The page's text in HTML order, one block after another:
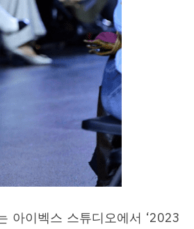
아이벡스 스튜디오에서 ‘2023